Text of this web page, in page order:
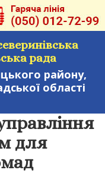
рада
району,
області
для